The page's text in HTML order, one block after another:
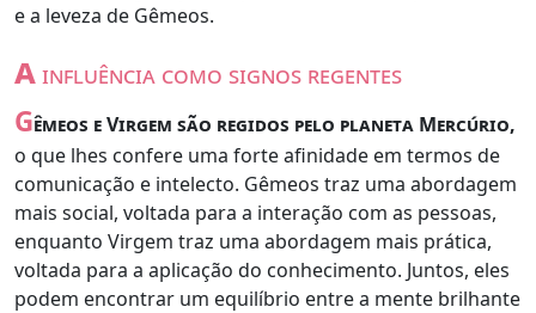
e a leveza de Gêmeos.
ainfluência como signos regentes
Gêmeos e Virgem são regidos pelo planeta Mercúrio,
o que lhes confere uma forte afinidade em termos de
comunicação e intelecto. Gêmeos traz uma abordagem
mais social, voltada para a interação com as pessoas,
enquanto Virgem traz uma abordagem mais prática,
voltada para a aplicação do conhecimento. Juntos, eles
podem encontrar um equilíbrio entre a mente brilhante